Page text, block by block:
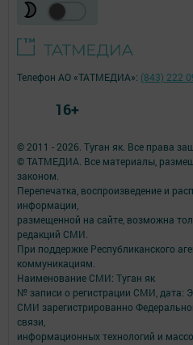
© 2011 - 2026. Туган як. Все права
© ТАТМЕДИА. Все материалы,
законом.
Перепечатка, воспроизведение и
информации,
размещенной на сайте, возможна
редакций СМИ.
При поддержке Республиканского
коммуникациям.
Наименование СМИ: Туган як
№ записи о регистрации СМИ, дата:
СМИ зарегистрированно
связи,
информационных технологий и
Телефон АО «ТАТМЕДИА»: (843) 222
16+